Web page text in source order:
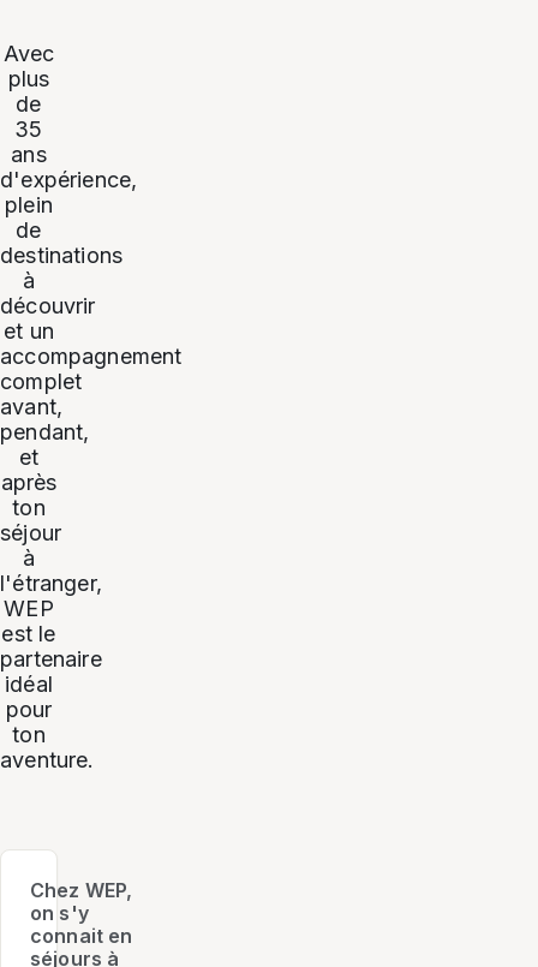
Avec
plus
de
35
ans
d'expérience,
plein
de
destinations
à
découvrir
et un
accompagnement
complet
avant,
pendant,
et
après
ton
séjour
à
l'étranger,
WEP
est le
partenaire
idéal
pour
ton
aventure.
Chez WEP,
on s'y
connait en
séjours à